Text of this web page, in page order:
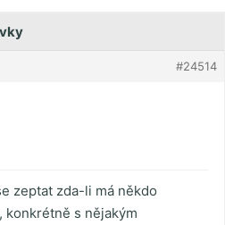
#24514
zeptat zda-li má někdo
s nějakým